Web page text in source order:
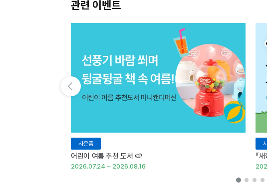
관련 이벤트
사은품
어린이 여름 추천 도서 🍉
2026.07.24 ~ 2026.08.16
『